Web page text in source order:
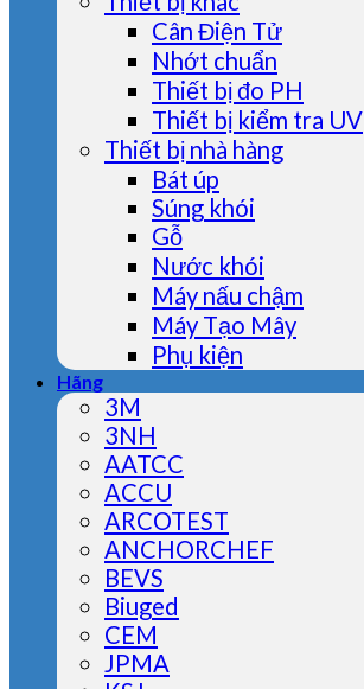
Cân Điện Tử
Nhớt chuẩn
Thiết bị đo PH
Thiết bị kiểm tra UV
Thiết bị nhà hàng
Bát úp
Súng khói
Gỗ
Nước khói
Máy nấu chậm
Máy Tạo Mây
Phụ kiện
Hãng
3M
3NH
AATCC
ACCU
ARCOTEST
ANCHORCHEF
BEVS
Biuged
CEM
JPMA